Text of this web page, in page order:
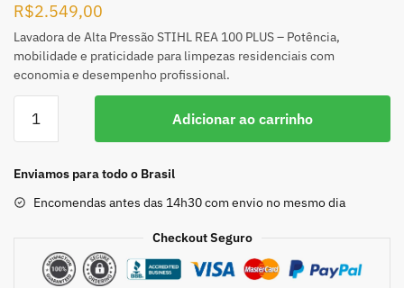
R$2.549,00
Lavadora de Alta Pressão STIHL REA 100 PLUS – Potência,
mobilidade e praticidade para limpezas residenciais com
economia e desempenho profissional.
Adicionar ao carrinho
Enviamos para todo o Brasil
Encomendas antes das 14h30 com envio no mesmo dia
Checkout Seguro